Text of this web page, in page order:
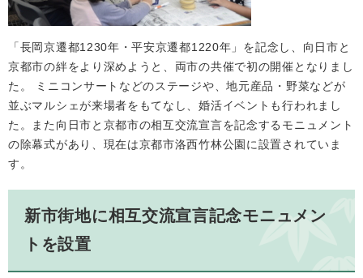
「長岡京遷都1230年・平安京遷都1220年」を記念し、向日市と
京都市の絆をより深めようと、両市の共催で初の開催となりまし
た。 ミニコンサートなどのステージや、地元産品・野菜などが
並ぶマルシェが来場者をもてなし、婚活イベントも行われまし
た。また向日市と京都市の相互交流宣言を記念するモニュメント
の除幕式があり、現在は京都市洛西竹林公園に設置されていま
す。
新市街地に相互交流宣言記念モニュメン
トを設置